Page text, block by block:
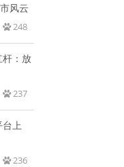
风云
248
杆：放
237
上
236